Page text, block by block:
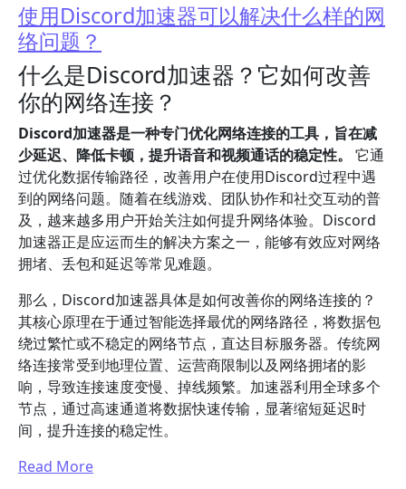
使用Discord加速器可以解决什么样的网
络问题？
什么是Discord加速器？它如何改善
你的网络连接？
Discord加速器是一种专门优化网络连接的工具，旨在减
少延迟、降低卡顿，提升语音和视频通话的稳定性。
它通
过优化数据传输路径，改善用户在使用Discord过程中遇
到的网络问题。随着在线游戏、团队协作和社交互动的普
及，越来越多用户开始关注如何提升网络体验。Discord
加速器正是应运而生的解决方案之一，能够有效应对网络
拥堵、丢包和延迟等常见难题。
那么，Discord加速器具体是如何改善你的网络连接的？
其核心原理在于通过智能选择最优的网络路径，将数据包
绕过繁忙或不稳定的网络节点，直达目标服务器。传统网
络连接常受到地理位置、运营商限制以及网络拥堵的影
响，导致连接速度变慢、掉线频繁。加速器利用全球多个
节点，通过高速通道将数据快速传输，显著缩短延迟时
间，提升连接的稳定性。
Read More